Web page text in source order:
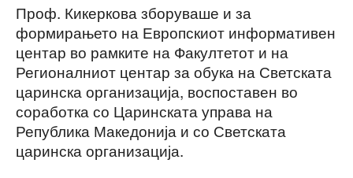
Проф. Кикеркова зборуваше и за
формирањето на Европскиот информативен
центар во рамките на Факултетот и на
Регионалниот центар за обука на Светската
царинска организација, воспоставен во
соработка со Царинската управа на
Република Македонија и со Светската
царинска организација.